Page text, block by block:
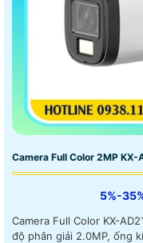
Camera Full Color 2MP KX-
5%-
Camera Full Color KX-
độ phân giải 2.0MP, ống kính 3.